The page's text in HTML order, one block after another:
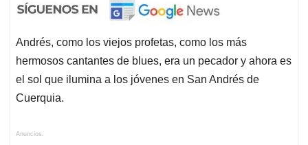
Andrés, como los viejos profetas, como los más
hermosos cantantes de blues, era un pecador y ahora es
el sol que ilumina a los jóvenes en San Andrés de
Cuerquia.
Anuncios.